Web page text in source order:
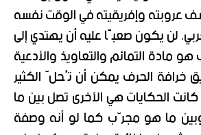
عروبته وإفريقيته في الوقت نفسه
لن يكون صعبًا عليه أن يهتدي إلى
مادة التمائم والتعاويذ والأدعية
خرافة الحرف يمكن أن تُحلّ الكثير
الحكايات هي الأخرى تصل بين ما
ما هو مجرّب كما لو أنه وصفة